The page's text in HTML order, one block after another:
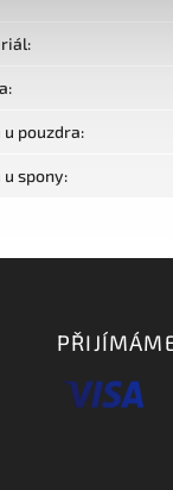
:
:
u pouzdra:
u spony: